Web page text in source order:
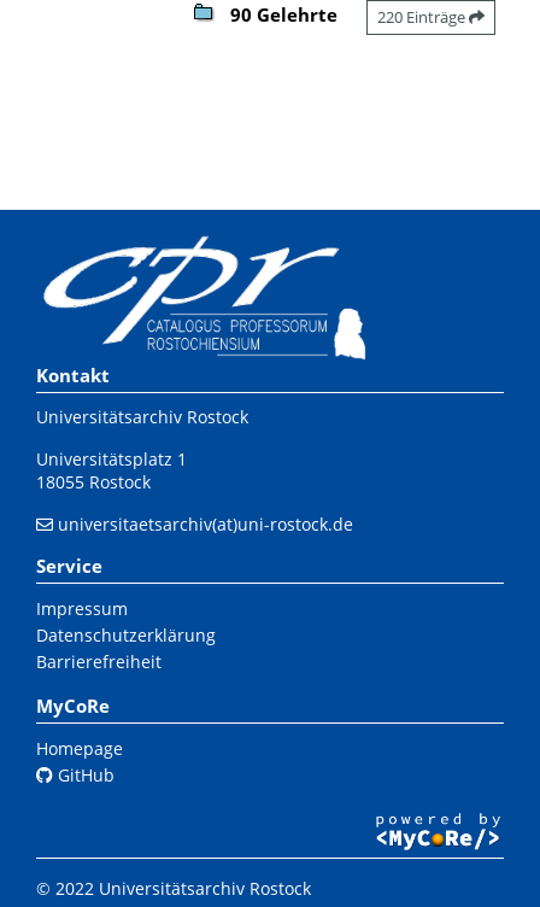
90 Gelehrte 220 Einträge
Kontakt
Universitätsarchiv Rostock
Universitätsplatz 1
18055 Rostock
universitaetsarchiv(at)uni-rostock.de
Service
Impressum
Datenschutzerklärung
Barrierefreiheit
MyCoRe
Homepage
GitHub
© 2022 Universitätsarchiv Rostock